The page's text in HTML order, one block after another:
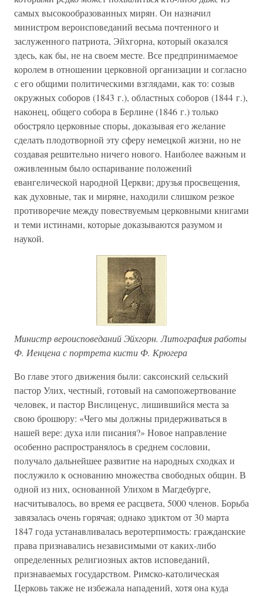
самых высокообразованных мирян. Он назначил
министром вероисповеданий весьма почтенного и
заслуженного патриота, Эйхгорна, который оказался
здесь, как бы, не на своем месте. Все предпринимаемое
королем в отношении церковной организации и согласно
с его общими политическими взглядами, как то: созыв
окружных соборов (1843 г.), областных соборов (1844 г.),
наконец, общего собора в Берлине (1846 г.) только
обостряло церковные споры, доказывая его желание
сделать плодотворной эту сферу немецкой жизни, но не
создавая решительно ничего нового. Наиболее важным и
оживленным было оспаривание положений
евангелической народной Церкви; друзья просвещения,
как духовные, так и миряне, находили слишком резкое
противоречие между повествуемым церковными книгами
и теми истинами, которые доказываются разумом и
наукой.
Министр вероисповеданий Эйхгорн. Литография работы
Ф. Иенцена с портрета кисти Ф. Крюгера
Во главе этого движения были: саксонский сельский
пастор Улих, честный, готовый на самопожертвование
человек, и пастор Вислиценус, лишившийся места за
свою брошюру: «Чего мы должны придерживаться в
нашей вере: духа или писания?» Новое направление
особенно распространялось в среднем сословии,
получало дальнейшее развитие на народных сходках и
послужило к основанию множества свободных общин. В
одной из них, основанной Улихом в Магдебурге,
насчитывалось, во время ее расцвета, 5000 членов. Борьба
завязалась очень горячая; однако эдиктом от 30 марта
1847 года устанавливалась веротерпимость: гражданские
права признавались независимыми от каких-либо
определенных религиозных актов исповеданий,
признаваемых государством. Римско-католическая
Церковь также не избежала нападений, хотя она куда